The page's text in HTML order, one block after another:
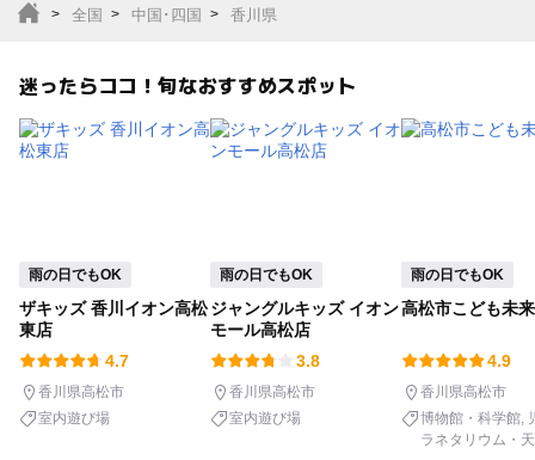
サファリパーク
植物園・フラワーパー
ク
釣り
いちご狩り 農業体験
潮干狩り 社会見学
全国 中国･四国 香川県
迷ったらココ！旬なおすすめスポット
雨の日でもOK
ザキッズ 香川イオン高松
東店
4.7
香川県高松市
室内遊び場
雨の日でもOK
ジャングルキッズ イオン
モール高松店
3.8
香川県高松市
室内遊び場
雨の日でもOK
高松市こども未
4.9
香川県高松市
博物館・科学館
ラネタリウム・